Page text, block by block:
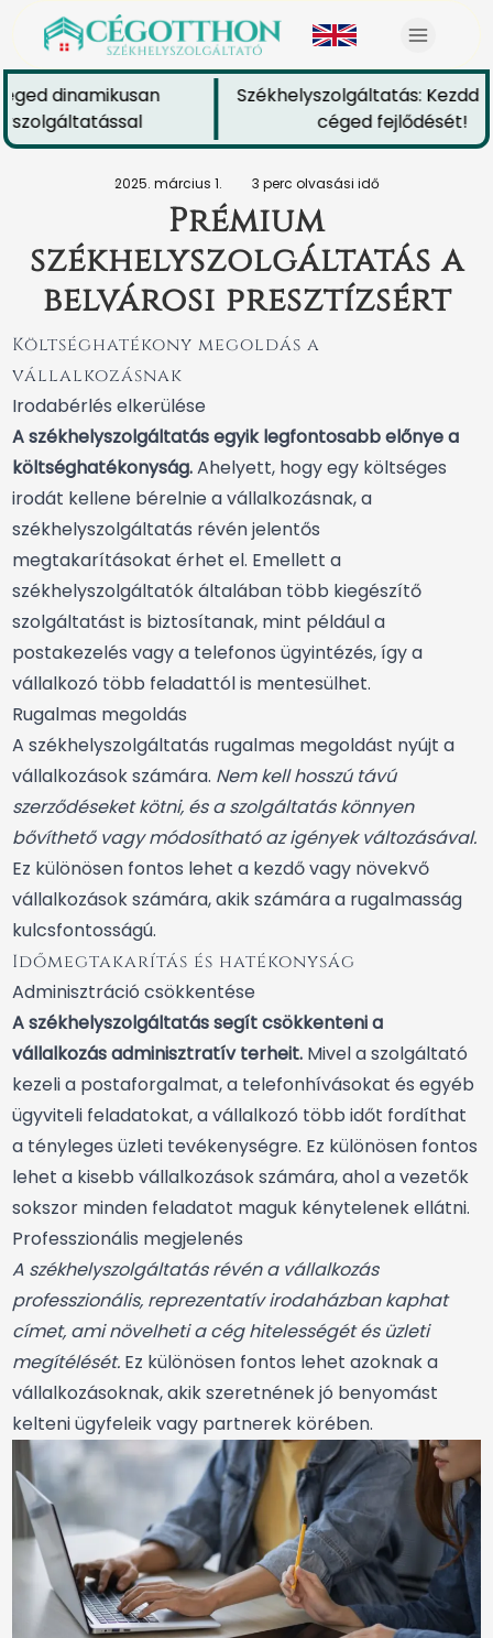
dinamikusan
Székhelyszolgáltatás: Kezdd
céged fejlődését!
2025. március 1. 3 perc olvasási idő
Prémium
székhelyszolgáltatás a
belvárosi presztízsért
Költséghatékony megoldás a
vállalkozásnak
Irodabérlés elkerülése
A székhelyszolgáltatás egyik legfontosabb előnye a
költséghatékonyság.Ahelyett, hogy egy költséges
irodát kellene bérelnie a vállalkozásnak, a
székhelyszolgáltatás révén jelentős
megtakarításokat érhet el. Emellett a
székhelyszolgáltatók általában több kiegészítő
szolgáltatást is biztosítanak, mint például a
postakezelés vagy a telefonos ügyintézés, így a
vállalkozó több feladattól is mentesülhet.
Rugalmas megoldás
A székhelyszolgáltatás rugalmas megoldást nyújt a
vállalkozások számára. Nem kell hosszú távú
szerződéseket kötni, és a szolgáltatás könnyen
bővíthető vagy módosítható az igények változásával.
Ez különösen fontos lehet a kezdő vagy növekvő
vállalkozások számára, akik számára a rugalmasság
kulcsfontosságú.
Időmegtakarítás és hatékonyság
Adminisztráció csökkentése
A székhelyszolgáltatás segít csökkenteni a
vállalkozás adminisztratív terheit. Mivel a szolgáltató
kezeli a postaforgalmat, a telefonhívásokat és egyéb
ügyviteli feladatokat, a vállalkozó több időt fordíthat
a tényleges üzleti tevékenységre. Ez különösen fontos
lehet a kisebb vállalkozások számára, ahol a vezetők
sokszor minden feladatot maguk kénytelenek ellátni.
Professzionális megjelenés
A székhelyszolgáltatás révén a vállalkozás
professzionális, reprezentatív irodaházban kaphat
címet, ami növelheti a cég hitelességét és üzleti
megítélését. Ez különösen fontos lehet azoknak a
vállalkozásoknak, akik szeretnének jó benyomást
kelteni ügyfeleik vagy partnerek körében.